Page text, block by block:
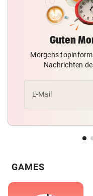
Guten
Morgens
Nachrichten
E-Mail
GAMES